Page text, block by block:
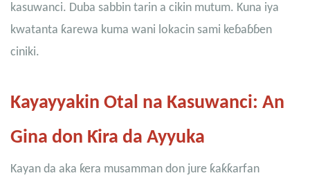
kasuwanci. Duba sabbin tarin a cikin mutum. Kuna iya
kwatanta ƙarewa kuma wani lokacin sami keɓaɓɓen
ciniki.
Kayayyakin Otal na Kasuwanci: An
Gina don Ƙira da Ayyuka
Kayan da aka ƙera musamman don jure ƙaƙƙarfan